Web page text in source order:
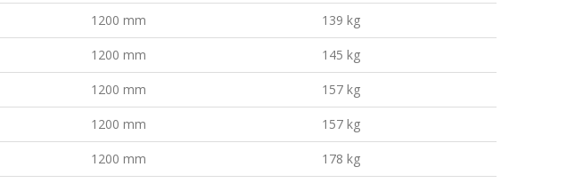
1200 mm 139 kg
1200 mm 145 kg
1200 mm 157 kg
1200 mm 157 kg
1200 mm 178 kg